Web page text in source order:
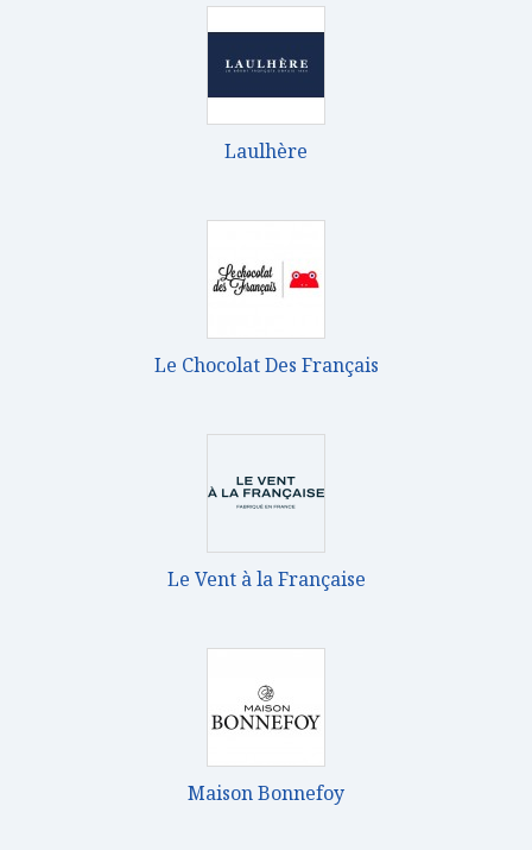
Laulhère
Le Chocolat Des Français
Le Vent à la Française
Maison Bonnefoy